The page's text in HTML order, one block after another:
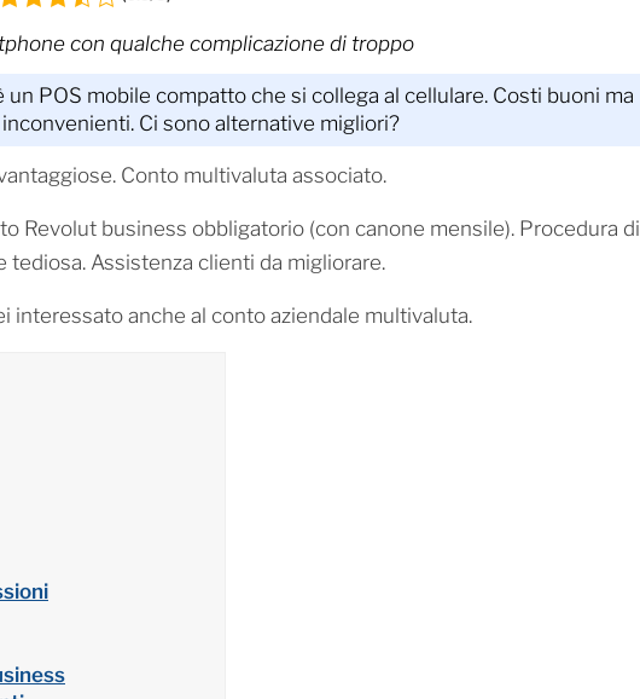
con qualche complicazione di troppo
un POS mobile compatto che si collega al cellulare. Costi buoni ma
Ci sono alternative migliori?
Conto multivaluta associato.
Revolut business obbligatorio (con canone mensile). Procedura di
tediosa. Assistenza clienti da migliorare.
interessato anche al conto aziendale multivaluta.